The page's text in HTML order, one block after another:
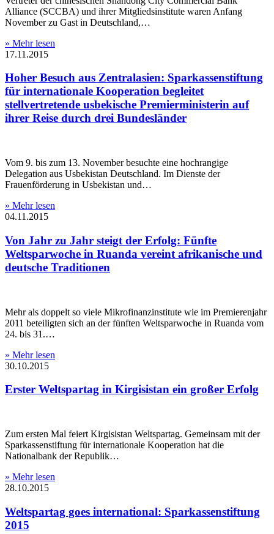
Alliance (SCCBA) und ihrer Mitgliedsinstitute waren Anfang
November zu Gast in Deutschland,…
» Mehr lesen
17.11.2015
Hoher Besuch aus Zentralasien: Sparkassenstiftung
für internationale Kooperation begleitet
stellvertretende usbekische Premierministerin auf
ihrer Reise durch drei Bundesländer
Vom 9. bis zum 13. November besuchte eine hochrangige
Delegation aus Usbekistan Deutschland. Im Dienste der
Frauenförderung in Usbekistan und…
» Mehr lesen
04.11.2015
Von Jahr zu Jahr steigt der Erfolg: Fünfte
Weltsparwoche in Ruanda vereint afrikanische und
deutsche Traditionen
Mehr als doppelt so viele Mikrofinanzinstitute wie im Premierenjahr
2011 beteiligten sich an der fünften Weltsparwoche in Ruanda vom
24. bis 31.…
» Mehr lesen
30.10.2015
Erster Weltspartag in Kirgisistan ein großer Erfolg
Zum ersten Mal feiert Kirgisistan Weltspartag. Gemeinsam mit der
Sparkassenstiftung für internationale Kooperation hat die
Nationalbank der Republik…
» Mehr lesen
28.10.2015
Weltspartag goes international: Sparkassenstiftung
2015